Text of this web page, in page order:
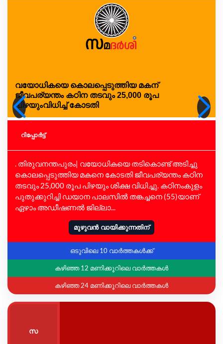
വയോധികയെ കൊലപ്പെടുത്തിയ മകന്
ജീവപര്യന്തം കഠിന തടവും 25,000 രൂപ
പിഴയുംവിധിച്ച് കോടതി
റിപ്പോര്‍ട്ട്
. തിരുവനന്തപുരം| വയോധികയെ തടികൊണ്ട് അടിച്ചു
കൊലപ്പെടുത്തിയ മകനെ കോടതി ജീവപര്യന്തം കഠിന
തടവും 25,000 രൂപ പിഴയും ശിക്ഷ വിധിച്ചു. കഠിനംകുളം
പുതുക്കുറിച്ചി ഡയാന പാലസില്‍ തങ്കച്ചനെ (55)യാണ്
ഏഴാം അഡീഷണല്‍ ജില്ലാ...
മുഴുവൻ വായിക്കുന്നതിന്
ഒടുവിലെ 10 വാർത്തകൾക്ക്
കഴിഞ്ഞ 12 മണിക്കൂറിലെ വാർത്തകൾ
കഴിഞ്ഞ 24 മണിക്കൂറിലെ വാർത്തകൾ
സ